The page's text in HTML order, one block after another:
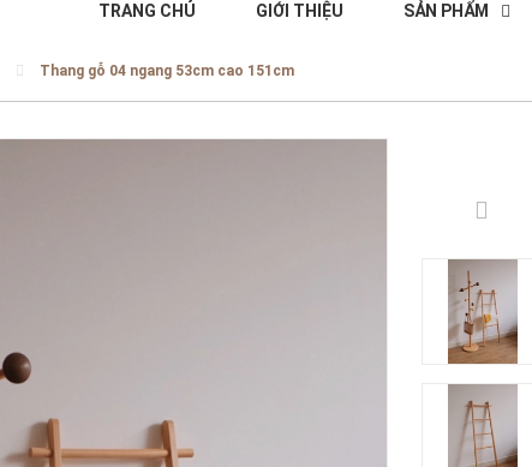
TRANG CHỦ GIỚI THIỆU SẢN PHẨM
Thang gỗ 04 ngang 53cm cao 151cm